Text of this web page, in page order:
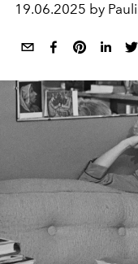
19.06.2025 by